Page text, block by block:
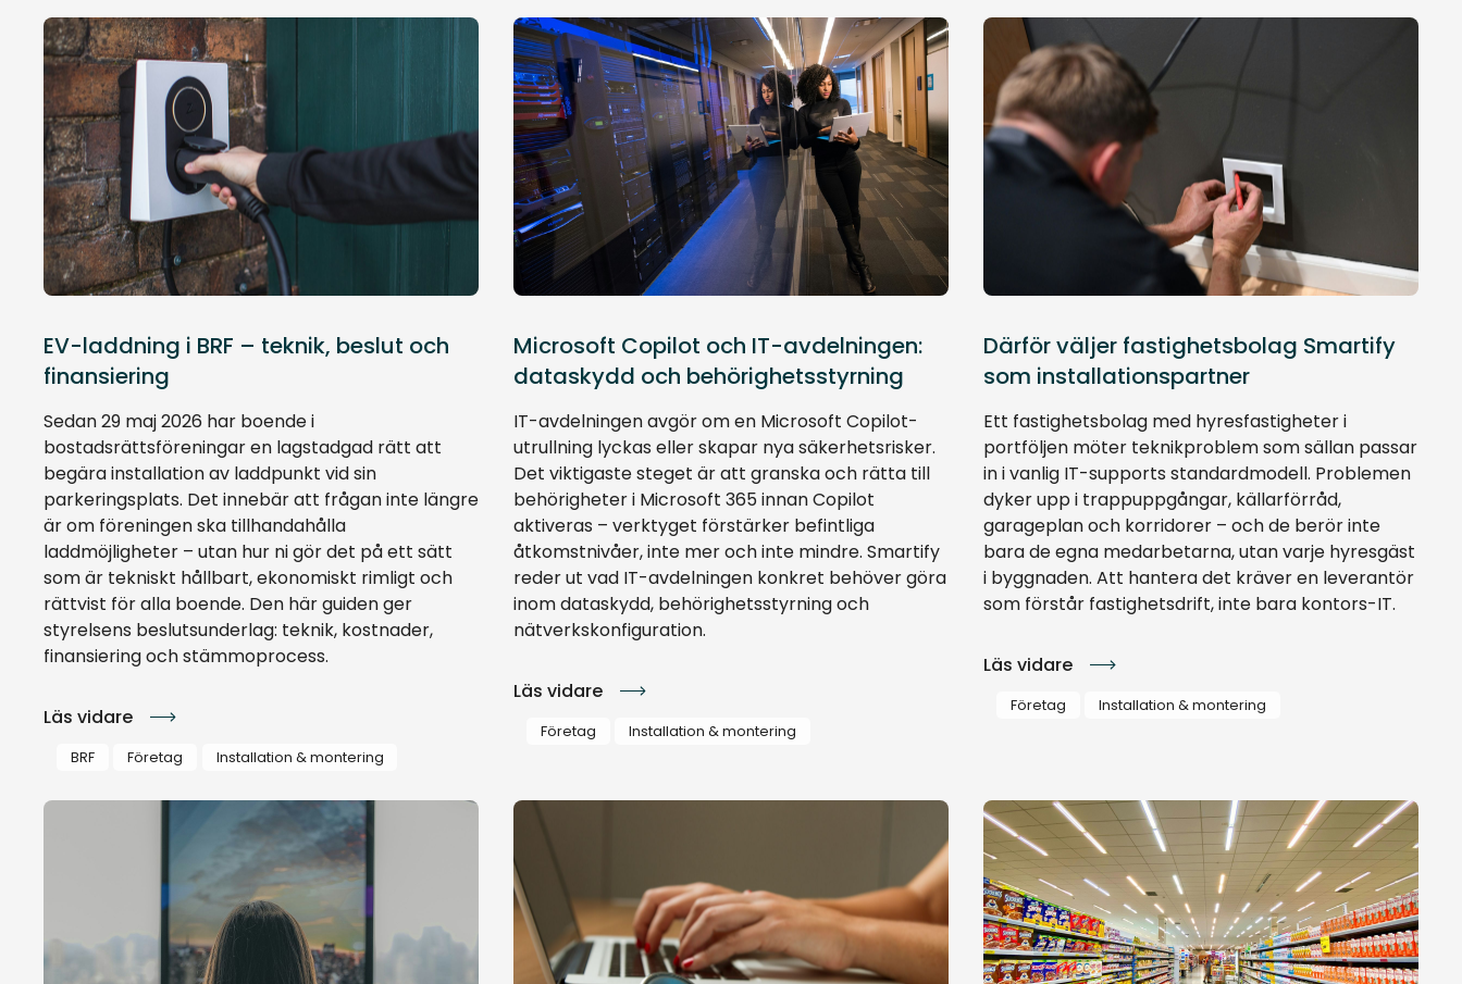
EV-laddning i BRF – teknik, beslut och
finansiering
Sedan 29 maj 2026 har boende i
bostadsrättsföreningar en lagstadgad rätt att
begära installation av laddpunkt vid sin
parkeringsplats. Det innebär att frågan inte längre
är om föreningen ska tillhandahålla
laddmöjligheter – utan hur ni gör det på ett sätt
som är tekniskt hållbart, ekonomiskt rimligt och
rättvist för alla boende. Den här guiden ger
styrelsens beslutsunderlag: teknik, kostnader,
finansiering och stämmoprocess.
Läs vidare
BRF Företag Installation & montering
Microsoft Copilot och IT-avdelningen:
dataskydd och behörighetsstyrning
IT-avdelningen avgör om en Microsoft Copilot-
utrullning lyckas eller skapar nya säkerhetsrisker.
Det viktigaste steget är att granska och rätta till
behörigheter i Microsoft 365 innan Copilot
aktiveras – verktyget förstärker befintliga
åtkomstnivåer, inte mer och inte mindre. Smartify
reder ut vad IT-avdelningen konkret behöver göra
inom dataskydd, behörighetsstyrning och
nätverkskonfiguration.
Läs vidare
Företag Installation & montering
Därför väljer fastighetsbolag Smartify
som installationspartner
Ett fastighetsbolag med hyresfastigheter i
portföljen möter teknikproblem som sällan passar
in i vanlig IT-supports standardmodell. Problemen
dyker upp i trappuppgångar, källarförråd,
garageplan och korridorer – och de berör inte
bara de egna medarbetarna, utan varje hyresgäst
i byggnaden. Att hantera det kräver en leverantör
som förstår fastighetsdrift, inte bara kontors-IT.
Läs vidare
Företag Installation & montering